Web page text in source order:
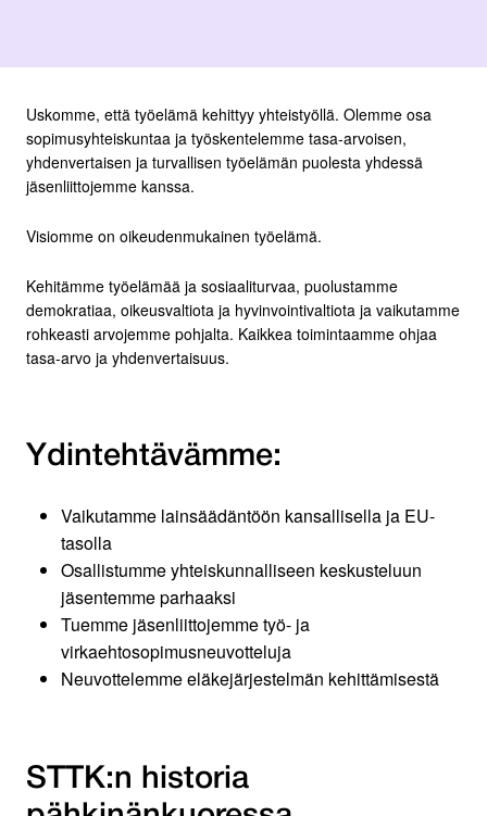
Uskomme, että työelämä kehittyy yhteistyöllä. Olemme osa
sopimusyhteiskuntaa ja työskentelemme tasa-arvoisen,
yhdenvertaisen ja turvallisen työelämän puolesta yhdessä
jäsenliittojemme kanssa.
Visiomme on oikeudenmukainen työelämä.
Kehitämme työelämää ja sosiaaliturvaa, puolustamme
demokratiaa, oikeusvaltiota ja hyvinvointivaltiota ja vaikutamme
rohkeasti arvojemme pohjalta. Kaikkea toimintaamme ohjaa
tasa-arvo ja yhdenvertaisuus.
Ydintehtävämme:
Vaikutamme lainsäädäntöön kansallisella ja EU-
tasolla
Osallistumme yhteiskunnalliseen keskusteluun
jäsentemme parhaaksi
Tuemme jäsenliittojemme työ- ja
virkaehtosopimusneuvotteluja
Neuvottelemme eläkejärjestelmän kehittämisestä
STTK:n historia